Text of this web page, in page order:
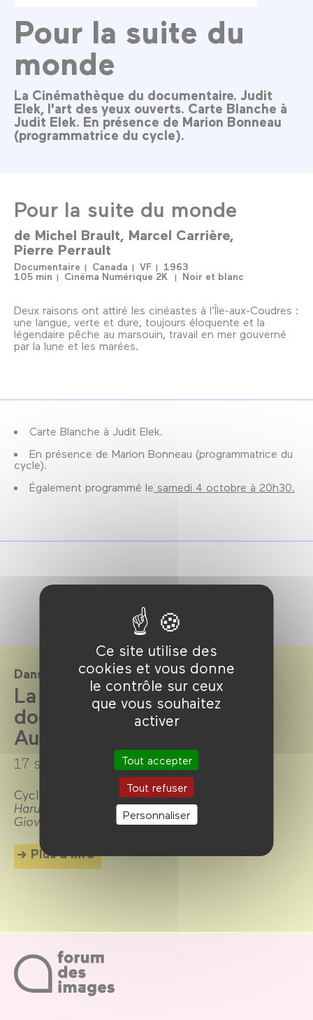
Ce site utilise des
cookies et vous donne
le contrôle sur ceux
que vous souhaitez
activer
Tout accepter
Tout refuser
Personnaliser
Pour la suite du
monde
La Cinémathèque du documentaire. Judit
Elek, l'art des yeux ouverts. Carte Blanche à
Judit Elek. En présence de Marion Bonneau
(programmatrice du cycle).
Pour la suite du monde
de Michel Brault Marcel Carrière
Pierre Perrault
Documentaire Canada VF
1963
105 min
Cinéma Numérique 2K Noir et blanc
Deux raisons ont attiré les cinéastes à l’Île-aux-Coudres :
une langue, verte et dure, toujours éloquente et la
légendaire pêche au marsouin, travail en mer gouverné
par la lune et les marées.
Carte Blanche à Judit Elek.
En présence de Marion Bonneau (programmatrice du
cycle).
Également programmé le samedi 4 octobre à 20h30.
Dans le cadre de
La Cinémathèque du
documentaire par la Bpi -
Automne 2025
17 septembre → 21 décembre 2025
Cycles Judit Elek, l'art des yeux ouverts
Harutyun Khachatryan, déplier le présent
Giovanni Cioni, de la planète des humains
Plus d'info